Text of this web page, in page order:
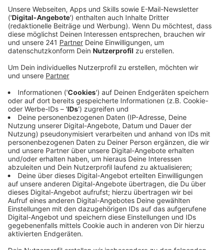
Veröffentlicht:Donnerstag, 22.12.2022 14:27
Anzeige
Wettterminals und 17 Dosen nichtversteuerter
Wasserpfeiffentabak – das haben die rund 40
Einsatzkräfte gestern bei der Razzia beschlagnahmt.
Außerdem gab es neun Strafanzeigen – unter anderem
wegen Steuervergehen, illegalem Glücksspiel sowie
Handel und Besitz von Betäubungsmitteln. In 40
weiteren Fällen wird jetzt wegen
Ordnungswidrigkeiten ermittelt. Der Einsatz ging bis in
die späten Abendstunden – und wird nicht der letzte
dieser Art gewesen sein, so die Stadt. Man werde
auch weiterhin genau hinsehen und Verstößen gegen
die Regeln konsequent nachgehen.